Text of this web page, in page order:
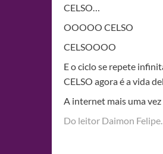
CELSO…
OOOOO CELSO
CELSOOOO
E o ciclo se repete
CELSO agora é a vida
A internet mais uma
Do leitor Daimon